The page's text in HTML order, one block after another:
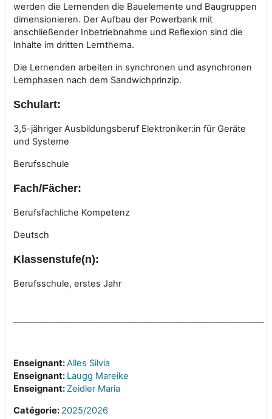
werden die Lernenden die Bauelemente und Baugruppen
dimensionieren. Der Aufbau der Powerbank mit
anschließender Inbetriebnahme und Reflexion sind die
Inhalte im dritten Lernthema.
Die Lernenden arbeiten in synchronen und asynchronen
Lernphasen nach dem Sandwichprinzip.
Schulart:
3,5-jähriger Ausbildungsberuf Elektroniker:in für Geräte
und Systeme
Berufsschule
Fach/Fächer:
Berufsfachliche Kompetenz
Deutsch
Klassenstufe(n):
Berufsschule, erstes Jahr
Enseignant:Alles Silvia
Enseignant: Laugg Mareike
Enseignant: Zeidler Maria
Catégorie: 2025/2026